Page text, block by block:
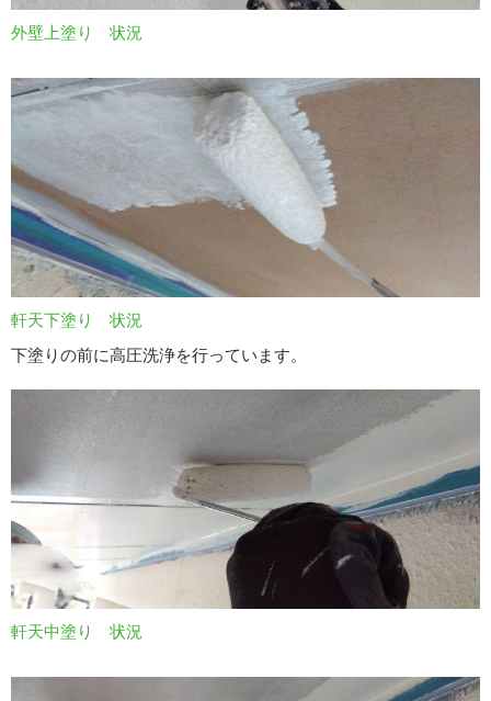
外壁上塗り 状況
軒天下塗り 状況
下塗りの前に高圧洗浄を行っています。
軒天中塗り 状況